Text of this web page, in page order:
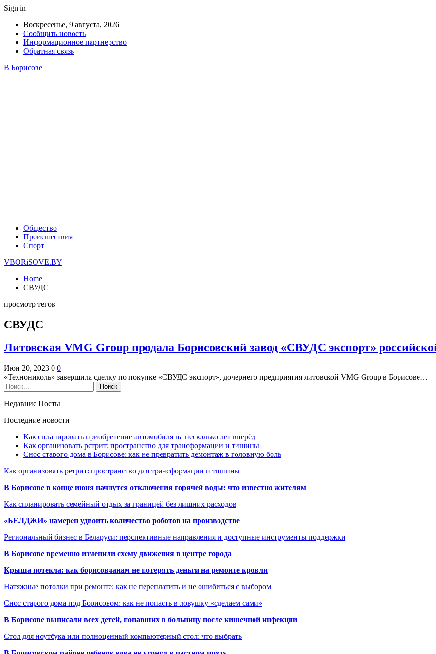
Sign in
Воскресенье, 9 августа, 2026
Сообщить новость
Информационное партнерство
Обратная связь
В Борисове
Общество
Происшествия
Спорт
VBORiSOVE.BY
Home
СВУДС
просмотр тегов
СВУДС
Литовская VMG Group продала Борисовский завод «СВУДС экспорт»
Июн 20, 2023 0 0
«Технониколь» завершила сделку по покупке «СВУДС экспорт», дочернего предприятия литовской VMG Group в Борисове…
Недавние Посты
Последние новости
Как спланировать приобретение автомобиля на несколько лет вперёд
Как организовать ретрит: пространство для трансформации и тишины
Снос старого дома в Борисове: как не превратить демонтаж в головную боль
Как организовать ретрит: пространство для трансформации и тишины
В Борисове в конце июня начнутся отключения горячей воды: что известно жителям
Как спланировать семейный отдых за границей без лишних расходов
«БЕЛДЖИ» намерен удвоить количество роботов на производстве
Региональный бизнес в Беларуси: перспективные направления и доступные инструменты поддержки
В Борисове временно изменили схему движения в центре города
Крыша потекла: как борисовчанам не потерять деньги на ремонте кровли
Натяжные потолки при ремонте: как не переплатить и не ошибиться с выбором
Снос старого дома под Борисовом: как не попасть в ловушку «сделаем сами»
В Борисове выписали всех детей, попавших в больницу после кишечной инфекции
Стол для ноутбука или полноценный компьютерный стол: что выбрать